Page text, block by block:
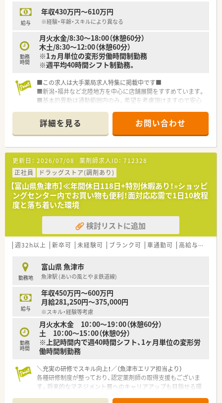
【こんな方が活躍中】
世代のスタッフが多数活躍中です。
■地域に根ざした医療を提供したいという想いを持ち、患者様か
ら信頼される方が活躍しています。
■スタッフ同士が互いに協力し合う風土があり、チームワークを
給与
年収430万円～610万円
※経験・年齢・スキルにより異なる
勤務
時間
月火水金/8:30～18:00（休憩60分）
木土/8:30～12:00（休憩60分）
※1ヵ月単位の変形労働時間制勤務
※週平均40時間シフト制勤務。
■この求人は大手薬局求人特集に掲載中です■
■新潟・福井など北陸地方を中心に店舗展開をすすめています。
■基本的異動は通勤範囲内のみ。希望を考慮頂けますので安心
■福利厚生・教育制度も整っていますので、未経験の方でも安心
です。
■富山県内に4店舗あります。
詳細を見る お問い合わせ
更新日： 2026/07/08 薬剤師求人ID： 712328
正社員
ドラッグストア(調剤あり)
【富山県魚津市】≪年間休日118日+特別休暇あり！»ショッピ
ングセンター内でお買い物も便利！面対応応需で1日10枚程
度と落ち着いた環境
検討リストに追加
週32h以上 新卒可 未経験可 ブランク可 車通勤可 高給与(600万円以上)
勤務地
富山県 魚津市
魚津駅 (あいの風とやま鉄道線)
給与
年収450万円～600万円
月給281,250円～375,000円
※スキル・経験等考慮
勤務
時間
月火水木金 10：00～19：00（休憩60分）
土 10：00～15：00（休憩0分）
※上記時間内で週40時間シフト、1ヶ月単位の変形労
働時間制勤務
＼充実の研修でスキル向上！／（魚津市エリア担当より）
各種研修制度が整っており、認定薬剤師の取得支援もございま
す。将来的なマネジメント層へのキャリアアップも目指せる環